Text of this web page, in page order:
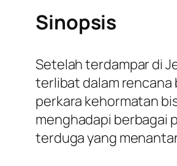
Sinopsis
Setelah terdampar di
terlibat dalam rencana
perkara kehormatan
menghadapi berbagai
terduga yang